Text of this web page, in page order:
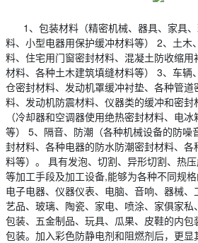
1、包装材料（精密机械、器具、家具
料、小型电器用保护缓冲材料等） 2、土木
料、住宅用门窗密封材料、混凝土防收缩
材料、各种土木建筑填缝材料等） 3、车辆
仓密封材料、发动机罩缓冲衬垫、各种管
料、发动机防震材料、仪器类的缓冲和密
（冷却器和空调器使用绝热密封材料、电
等） 5、隔音、防潮（各种机械设备的防噪
封材料、各种电器的防水防潮密封材料、
料等）。 具有发泡、切割、异形切割、热
等加工手段及加工设备,能够为各种不同规
电子电器、仪器仪表、电脑、音响、器械
艺品、玻璃、陶瓷、家电、喷涂、家俱家
包装、五金制品、玩具、瓜果、皮鞋的内
包装。加入彩色防静电剂和阻燃剂后，更显